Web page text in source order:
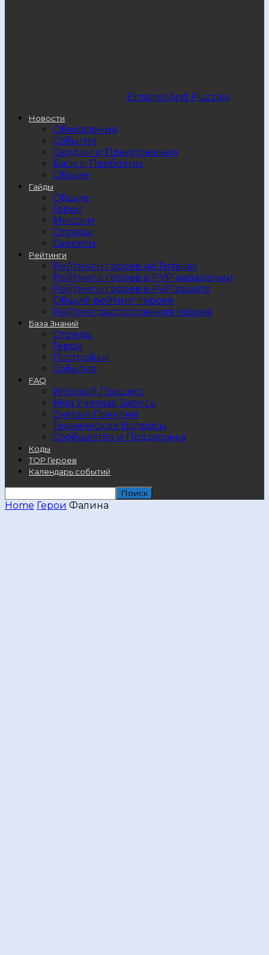
Empires And Puzzles
Новости
Обновления
События
Скидки и Предложения
Баги и Проблемы
Общие
Гайды
Общие
Герои
Миссии
Отряды
Секреты
Рейтинги
Рейтинги героев на Титанах
Рейтинги героев в PVP нападении
Рейтинги героев в PvP защите
Общий рейтинг героев
Рейтинг расположения героев
База Знаний
Отряды
Герои
Постройки
События
FAQ
Игровой Процесс
Моя Учетная Запись
Счета и Покупки
Технические Вопросы
Сообщество и Поддержка
Коды
TOP Героев
Календарь событий
Home Герои Фалина